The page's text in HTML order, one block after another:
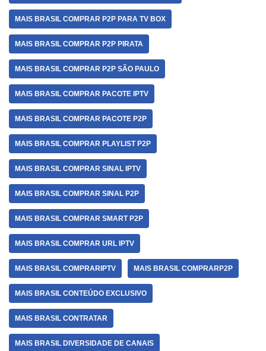
MAIS BRASIL COMPRAR P2P PARA TV BOX
MAIS BRASIL COMPRAR P2P PIRATA
MAIS BRASIL COMPRAR P2P SÃO PAULO
MAIS BRASIL COMPRAR PACOTE IPTV
MAIS BRASIL COMPRAR PACOTE P2P
MAIS BRASIL COMPRAR PLAYLIST P2P
MAIS BRASIL COMPRAR SINAL IPTV
MAIS BRASIL COMPRAR SINAL P2P
MAIS BRASIL COMPRAR SMART P2P
MAIS BRASIL COMPRAR URL IPTV
MAIS BRASIL COMPRARIPTV MAIS BRASIL COMPRARP2P
MAIS BRASIL CONTEÚDO EXCLUSIVO
MAIS BRASIL CONTRATAR
MAIS BRASIL DIVERSIDADE DE CANAIS